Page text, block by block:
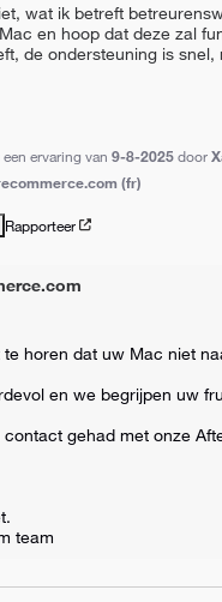
wat ik betreft
en hoop dat deze zal
de ondersteuning is
een ervaring van9-8-2025 door
(fr)
Rapporteer
horen dat uw Mac niet
en we begrijpen uw
gehad met onze
team